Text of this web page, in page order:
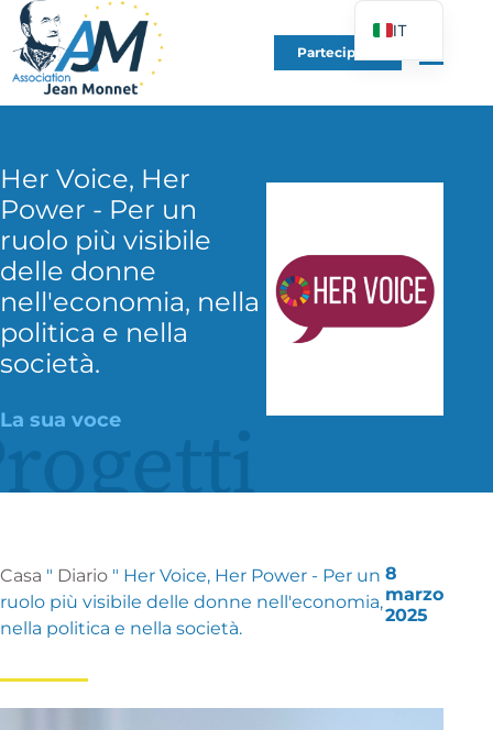
Partecipare
Her Voice, Her
Power - Per un
ruolo più visibile
delle donne
nell'economia, nella
politica e nella
società.
La sua voce
Casa " Diario " Her Voice, Her Power - Per un
ruolo più visibile delle donne nell'economia,
nella politica e nella società.
8
marzo
2025
IT
FR
EN
UK